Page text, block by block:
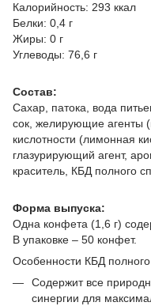
Калорийность: 293 ккал
Белки: 0,4 г
Жиры: 0 г
Углеводы: 76,6 г
Состав:
Сахар, патока, вода
сок, желирующие агенты
кислотности (лимонная
глазурирующий агент,
краситель, КБД полного
Форма выпуска:
Одна конфета (1,6 г)
В упаковке – 50 конфет.
Особенности КБД полного
Содержит все
синергии для